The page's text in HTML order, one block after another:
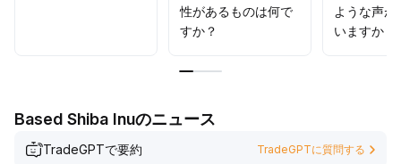
性があるものは何で
すか？
ような声が
いますか？
Based Shiba Inuのニュース
TradeGPTで要約 TradeGPTに質問する